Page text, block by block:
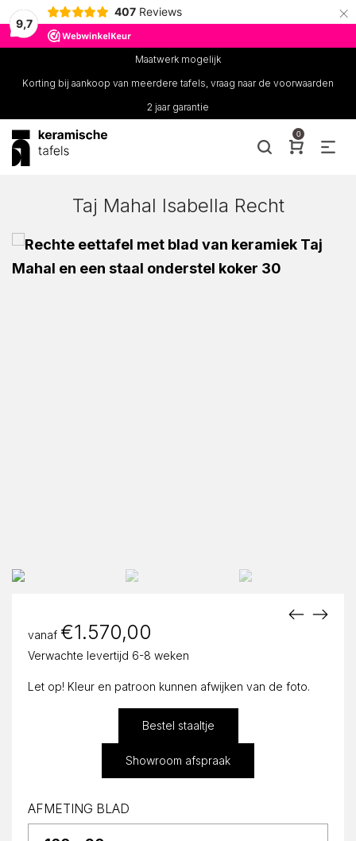
9,7
407 Reviews ×
Maatwerk mogelijk
Korting bij aankoop van meerdere tafels, vraag naar de voorwaarden
2 jaar garantie
0
Taj Mahal Isabella Recht
vanaf €1.570,00
Verwachte levertijd 6-8 weken
Let op! Kleur en patroon kunnen afwijken van de foto.
Bestel staaltje
Showroom afspraak
AFMETING BLAD